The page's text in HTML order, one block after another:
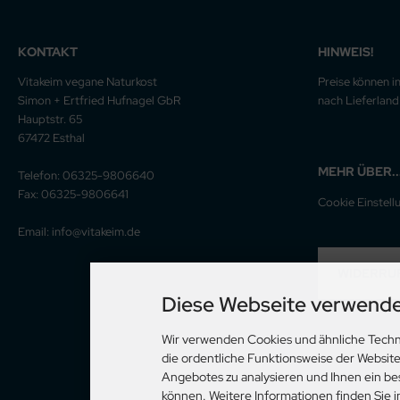
KONTAKT
Vitakeim vegane Naturkost
Simon + Ertfried Hufnagel GbR
Hauptstr. 65
67472 Esthal
Telefon: 06325-9806640
Fax: 06325-9806641
Email: info@vitakeim.de
HINWEIS!
Preise können
nach
MEHR
Cookie
Diese Webseite
Wir verwenden Cookies und ähnliche
die ordentliche Funktionsweise der
Angebotes zu analysieren und Ihnen ein
können. Weitere Informationen finden Sie